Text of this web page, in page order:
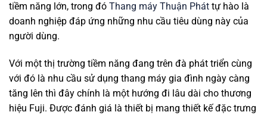
tiềm năng lớn, trong đó Thang máy Thuận Phát tự hào là
doanh nghiệp đáp ứng những nhu cầu tiêu dùng này của
người dùng.
Với một thị trường tiềm năng đang trên đà phát triển cùng
với đó là nhu cầu sử dụng thang máy gia đình ngày càng
tăng lên thì đây chính là một hướng đi lâu dài cho thương
hiệu Fuji. Được đánh giá là thiết bị mang thiết kế đặc trưng